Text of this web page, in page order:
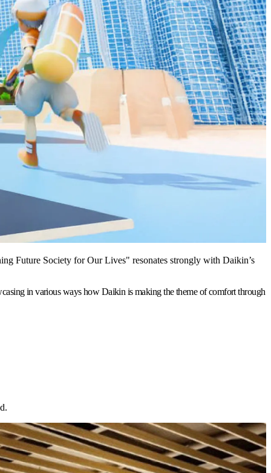
Future Society for Our Lives" resonates strongly with Daikin’s
in various ways how Daikin is making the theme of comfort through